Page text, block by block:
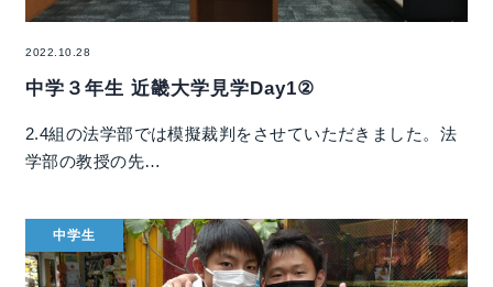
2022.10.28
中学３年生 近畿大学見学Day1②
2.4組の法学部では模擬裁判をさせていただきました。法
学部の教授の先…
中学生